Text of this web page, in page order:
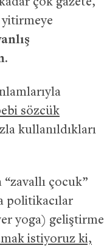
çok gazete,
sözcük
kullanıldıkları
çocuk”
politikacılar
yoga) geliştirme
istiyoruz ki,